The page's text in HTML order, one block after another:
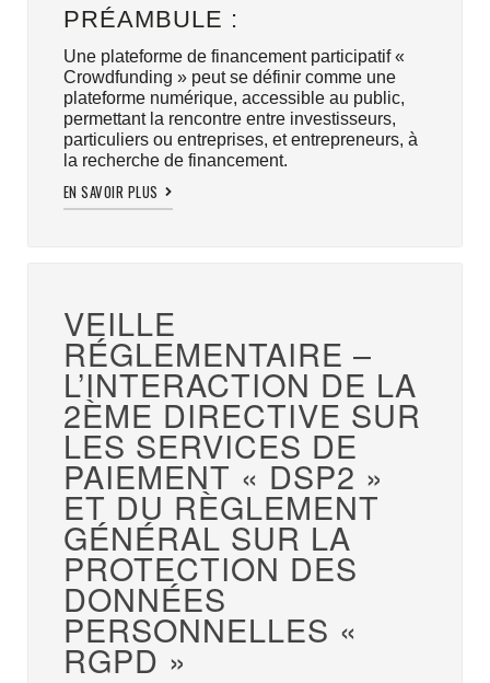
PRÉAMBULE :
Une plateforme de financement participatif «
Crowdfunding » peut se définir comme une
plateforme numérique, accessible au public,
permettant la rencontre entre investisseurs,
particuliers ou entreprises, et entrepreneurs, à
la recherche de financement.
EN SAVOIR PLUS
VEILLE
RÉGLEMENTAIRE –
L’INTERACTION DE LA
2ÈME DIRECTIVE SUR
LES SERVICES DE
PAIEMENT « DSP2 »
ET DU RÈGLEMENT
GÉNÉRAL SUR LA
PROTECTION DES
DONNÉES
PERSONNELLES «
RGPD »